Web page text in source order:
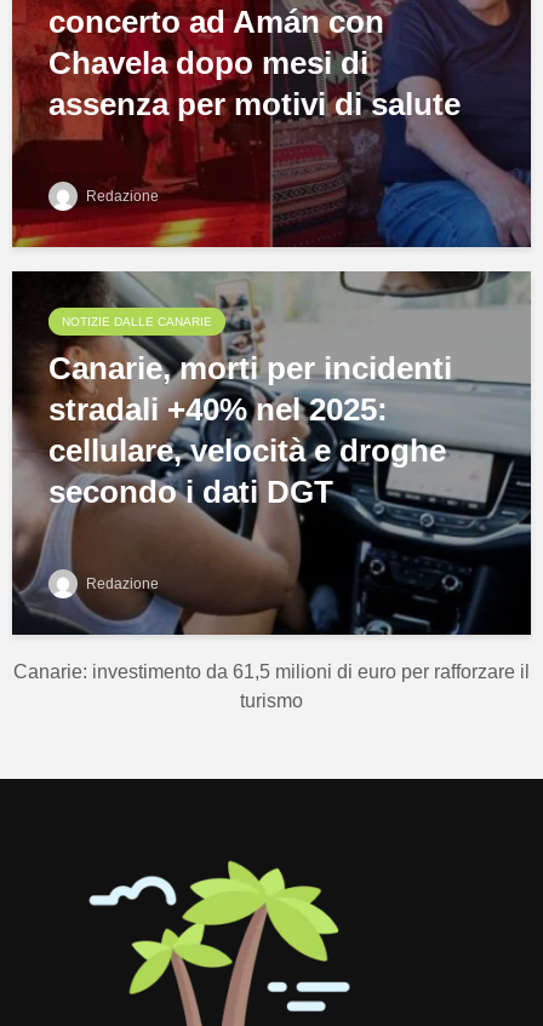
concerto ad Amán con
Chavela dopo mesi di
assenza per motivi di salute
Redazione
NOTIZIE DALLE CANARIE
Canarie, morti per incidenti
stradali +40% nel 2025:
cellulare, velocità e droghe
secondo i dati DGT
Redazione
Canarie: investimento da 61,5 milioni di euro per rafforzare il
turismo